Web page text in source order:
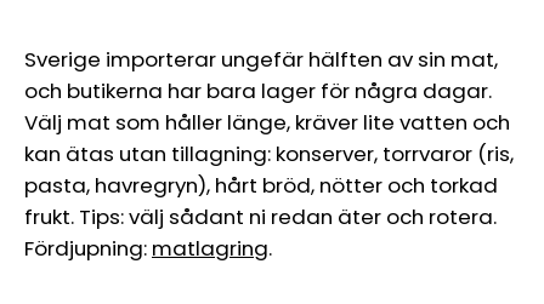
Sverige importerar ungefär hälften av sin mat,
och butikerna har bara lager för några dagar.
Välj mat som håller länge, kräver lite vatten och
kan ätas utan tillagning: konserver, torrvaror (ris,
pasta, havregryn), hårt bröd, nötter och torkad
frukt. Tips: välj sådant ni redan äter och rotera.
Fördjupning: matlagring.